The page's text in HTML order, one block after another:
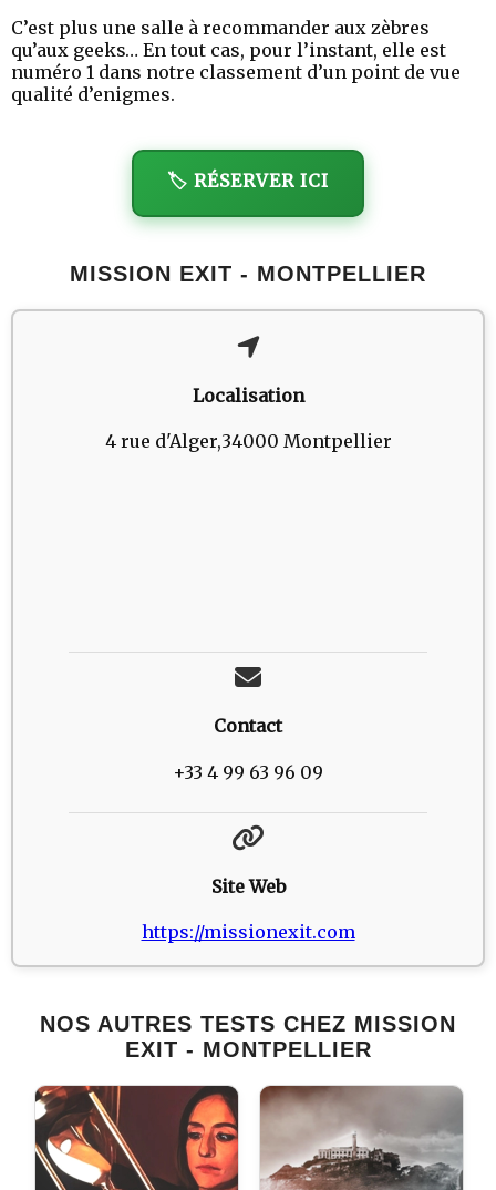
C’est plus une salle à recommander aux zèbres
qu’aux geeks… En tout cas, pour l’instant, elle est
numéro 1 dans notre classement d’un point de vue
qualité d’enigmes.
🏷️ RÉSERVER ICI
MISSION EXIT - MONTPELLIER
Localisation
4 rue d'Alger,34000 Montpellier
Contact
+33 4 99 63 96 09
Site Web
https://missionexit.com
NOS AUTRES TESTS CHEZ MISSION
EXIT - MONTPELLIER